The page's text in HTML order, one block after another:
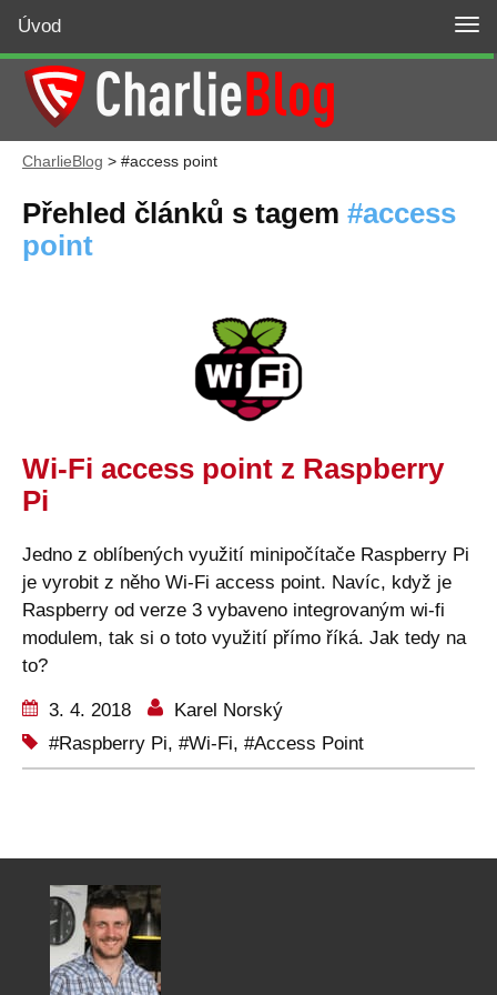
CharlieBlog > #access point
Přehled článků s tagem
access
point
Wi-Fi access point z Raspberry
Pi
Jedno z oblíbených využití minipočítače Raspberry Pi
je vyrobit z něho Wi-Fi access point. Navíc, když je
Raspberry od verze 3 vybaveno integrovaným wi-fi
modulem, tak si o toto využití přímo říká. Jak tedy na
to?
3. 4. 2018
Karel Norský
Raspberry Pi, Wi-Fi, Access Point
Úvod